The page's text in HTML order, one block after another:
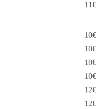
11€
10€
10€
10€
10€
12€
12€